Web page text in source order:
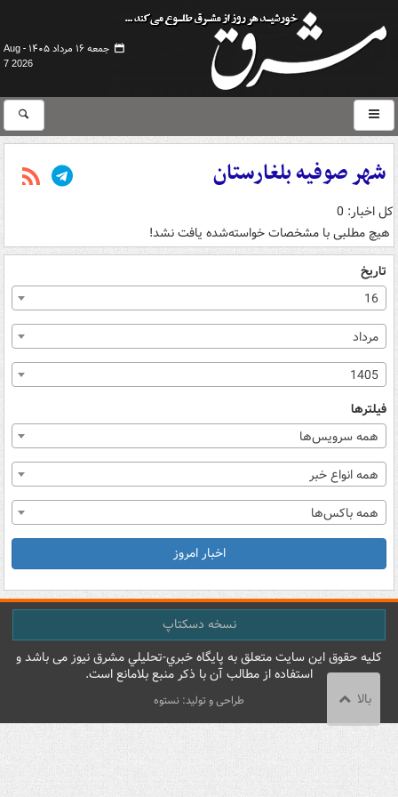
جمعه ۱۶ مرداد ۱۴۰۵ -
Aug
7 2026
شهر صوفیه بلغارستان
کل اخبار: 0
هیچ مطلبی با مشخصات خواسته‌شده یافت نشد!
تاریخ
16
مرداد
1405
فیلترها
همه سرویس‌ها
همه انواع خبر
همه باکس‌ها
اخبار امروز
نسخه دسکتاپ
کليه حقوق اين سايت متعلق به پایگاه خبري-تحليلي مشرق نيوز می باشد و
استفاده از مطالب آن با ذکر منبع بلامانع است.
طراحی و تولید: نستوه بالا